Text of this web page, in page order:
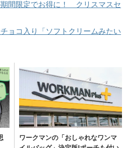
間限定でお得に！ クリスマスセ
ョコ入り「ソフトクリームみたい